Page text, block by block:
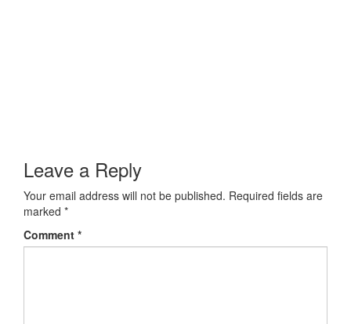
Leave a Reply
Your email address will not be published. Required fields are
marked *
Comment *